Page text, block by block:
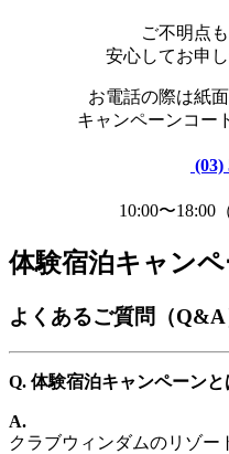
ご不明点
安心してお申
お電話の際は紙
キャンペーンコー
(03)
10:00〜18:00
体験宿泊キャンペ
よくあるご質問（Q&A
Q. 体験宿泊キャンペーンと
A.
クラブウィンダムのリゾー